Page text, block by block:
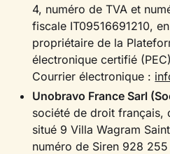
4, numéro de TVA et
fiscale IT09516691210,
propriétaire de la
électronique certifié
Courrier électronique :
Unobravo France Sarl
société de droit français,
situé 9 Villa Wagram
numéro de Siren 928